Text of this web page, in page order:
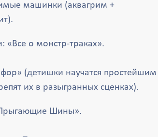
машинки (аквагрим +
«Все о монстр-траках».
(детишки научатся простейшим
их в разыгранных сценках).
Шины».